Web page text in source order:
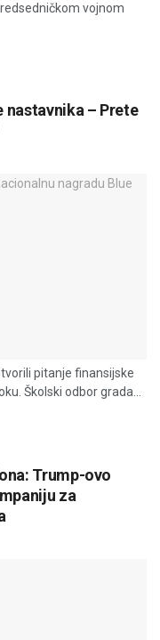
vojnom
nastavnika – Prete
pitanje finansijske
Školski odbor grada...
Trump-ovo
za